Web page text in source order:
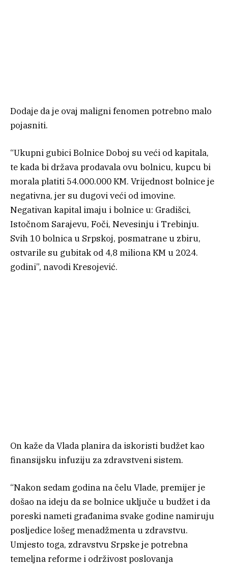
Dodaje da je ovaj maligni fenomen potrebno malo
pojasniti.
“Ukupni gubici Bolnice Doboj su veći od kapitala,
te kada bi država prodavala ovu bolnicu, kupcu bi
morala platiti 54.000.000 КM. Vrijednost bolnice je
negativna, jer su dugovi veći od imovine.
Negativan kapital imaju i bolnice u: Gradišci,
Istočnom Sarajevu, Foči, Nevesinju i Trebinju.
Svih 10 bolnica u Srpskoj, posmatrane u zbiru,
ostvarile su gubitak od 4,8 miliona КM u 2024.
godini”, navodi Кresojević.
On kaže da Vlada planira da iskoristi budžet kao
finansijsku infuziju za zdravstveni sistem.
“Nakon sedam godina na čelu Vlade, premijer je
došao na ideju da se bolnice uključe u budžet i da
poreski nameti građanima svake godine namiruju
posljedice lošeg menadžmenta u zdravstvu.
Umjesto toga, zdravstvu Srpske je potrebna
temeljna reforme i održivost poslovanja